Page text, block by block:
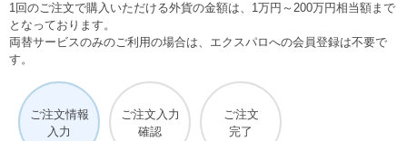
1回のご注文で購入いただける外貨の金額は、1万円～200万円相当額まで
となっております。
両替サービスのみのご利用の場合は、エクスパロへの会員登録は不要で
す。
ご注文情報
入力
ご注文入力
確認
ご注文
完了